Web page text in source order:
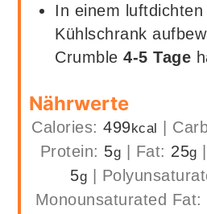
In einem
Kühlschrank
Crumble4-5 Tage
Nährwerte
Calories: 499kcal
Protein: 5g Fat: 25g
5g
Monounsaturated Fat: